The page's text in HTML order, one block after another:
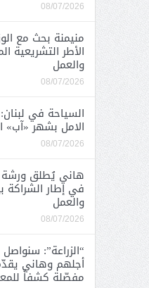
08/07/2026
منيمنة بحث مع
الأطر التشريعية
والعمل
08/07/2026
السياحة في
الامل بشهر «آب»
08/07/2026
هاني يُطلق ورشة
في إطار الشراكة
والعمل
08/07/2026
“الزراعة”:
أجلهم وهاني
مفصّلة كشفاً